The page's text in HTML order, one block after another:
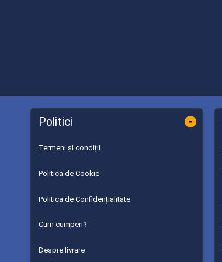
Politici -
Termeni și condiții
Politica de Cookie
Politica de Confidențialitate
Cum cumperi?
Despre livrare